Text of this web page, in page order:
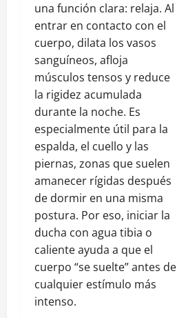
una función clara: relaja. Al
entrar en contacto con el
cuerpo, dilata los vasos
sanguíneos, afloja
músculos tensos y reduce
la rigidez acumulada
durante la noche. Es
especialmente útil para la
espalda, el cuello y las
piernas, zonas que suelen
amanecer rígidas después
de dormir en una misma
postura. Por eso, iniciar la
ducha con agua tibia o
caliente ayuda a que el
cuerpo “se suelte” antes de
cualquier estímulo más
intenso.